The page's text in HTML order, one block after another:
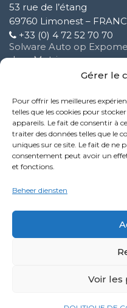
Gérer le
Pour offrir les meilleures
telles que les cookies pour
appareils. Le fait de consentir à
traiter des données telles que le
uniques sur ce site. Le fait de ne
consentement peut avoir un
et fonctions.
Beheer diensten
Voir les
53 rue de l’étang
69760 Limonest –
+33 (0) 4 72 52 70 70
Solware Auto op
door Motrio
Verbetering van onze
16 oktober 2024
Nieuwe functie van de
9 oktober 2024
Politique de confidentialité
Mentions légales
©2024 winmotor next by